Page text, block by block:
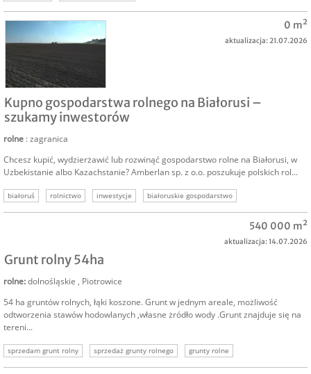
Kupno gospodarstwa rolnego na Białorusi –
szukamy inwestorów
rolne : zagranica
Chcesz kupić, wydzierżawić lub rozwinąć gospodarstwo rolne na Białorusi, w
Uzbekistanie albo Kazachstanie? Amberlan sp. z o.o. poszukuje polskich rol...
białoruś rolnictwo inwestycje
białoruskie gospodarstwo
kupno białoruś
inwestycje białoruś ziemia rolna białoruś
0 m²
aktualizacja: 21.07.2026
Grunt rolny 54ha
rolne:dolnośląskie , Piotrowice
54 ha gruntów rolnych, łąki koszone. Grunt w jednym areale, możliwość
odtworzenia stawów hodowlanych ,własne żródło wody .Grunt znajduje się na
tereni...
sprzedam grunt rolny sprzedaż grunty rolnego
grunty rolne
inwestycja w grunt
nieruchomości rolne nieruchomość rolna oferty
540 000 m²
aktualizacja: 14.07.2026